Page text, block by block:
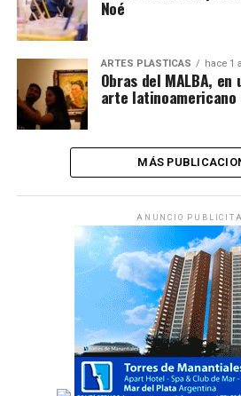
Noé
ARTES PLÁSTICAS hace 1
Obras del MALBA,
arte latinoamericano
MÁS
ANUNCIO